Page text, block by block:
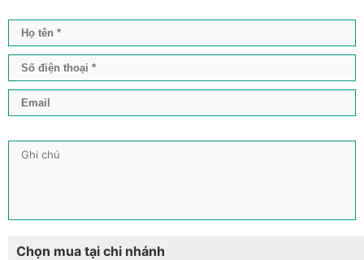
Chọn mua tại chi nhánh